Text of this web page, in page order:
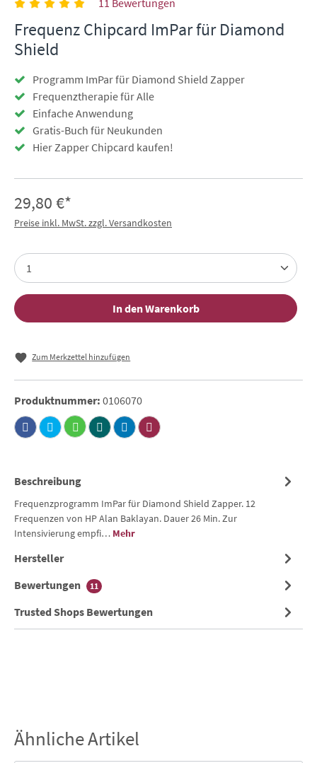
11 Bewertungen
Frequenz Chipcard ImPar für Diamond
Shield
Programm ImPar für Diamond Shield Zapper
Frequenztherapie für Alle
Einfache Anwendung
Gratis-Buch für Neukunden
Hier Zapper Chipcard kaufen!
29,80 €*
Preise inkl. MwSt. zzgl. Versandkosten
In den Warenkorb
Zum Merkzettel hinzufügen
Produktnummer: 0106070
Beschreibung
Frequenzprogramm ImPar für Diamond Shield Zapper. 12
Frequenzen von HP Alan Baklayan. Dauer 26 Min. Zur
Intensivierung empfi… Mehr
Hersteller
Bewertungen
11
Trusted Shops Bewertungen
Produktgalerie überspringen
Ähnliche Artikel